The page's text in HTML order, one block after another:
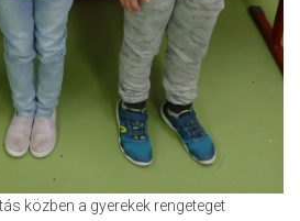
közben a gyerekek rengeteget